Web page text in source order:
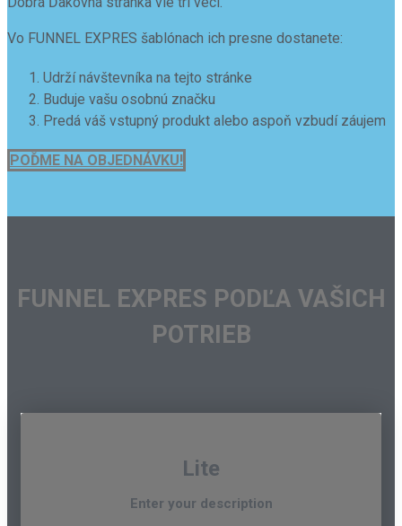
Vo FUNNEL EXPRES šablónach ich presne dostanete:
Udrží návštevníka na tejto stránke
Buduje vašu osobnú značku
Predá váš vstupný produkt alebo aspoň vzbudí záujem
POĎME NA OBJEDNÁVKU!
FUNNEL EXPRES PODĽA VAŠICH
POTRIEB
Lite
Enter your description